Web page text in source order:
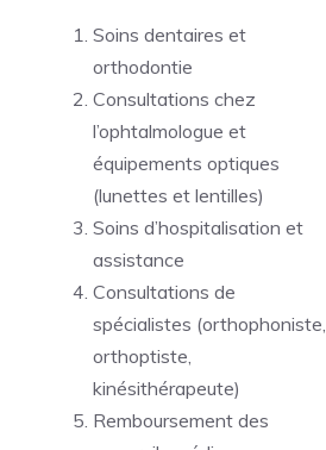
Soins dentaires et
orthodontie
Consultations chez
l’ophtalmologue et
équipements optiques
(lunettes et lentilles)
Soins d’hospitalisation et
assistance
Consultations de
spécialistes (orthophoniste,
orthoptiste,
kinésithérapeute)
Remboursement des